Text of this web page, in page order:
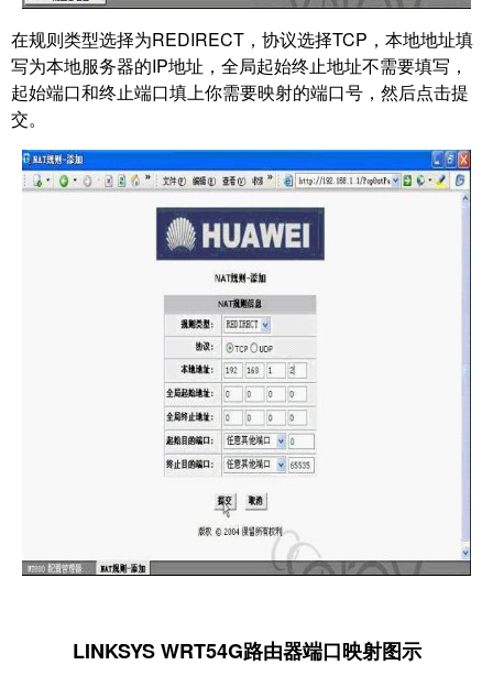
在规则类型选择为REDIRECT，协议选择TCP，本地地址填
写为本地服务器的IP地址，全局起始终止地址不需要填写，
起始端口和终止端口填上你需要映射的端口号，然后点击提
交。
LINKSYS WRT54G路由器端口映射图示